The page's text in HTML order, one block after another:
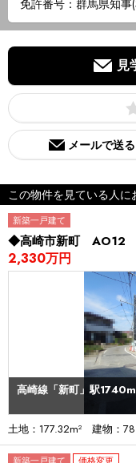
免許番号：群馬県知事
見
メールで送る
この物件を見ている人に
新築一戸建て
◆高崎市新町 AO12
2,330万円
高崎線「新町」駅
土地：177.32m² 建物：